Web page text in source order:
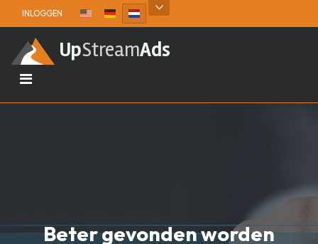
Skip to content
INLOGGEN
UpStreamAds
Beter gevonden worden